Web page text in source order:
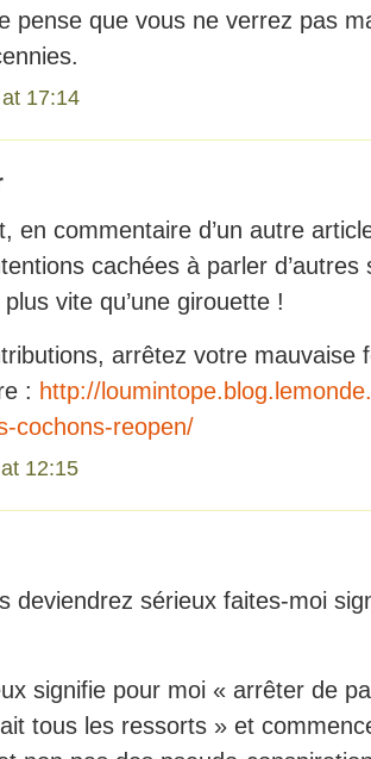
pense que vous ne verrez pas
17:14
en commentaire d’un autre
cachées à parler
vite qu’une girouette !
arrêtez votre mauvaise
: http://
cochons-reopen/
12:15
deviendrez sérieux faites-moi
signifie pour moi « arrêter de
tous les ressorts » et